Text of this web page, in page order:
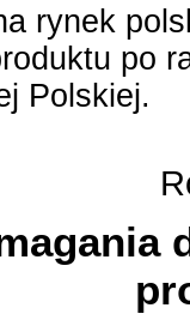
rynek
po
Polskiej.